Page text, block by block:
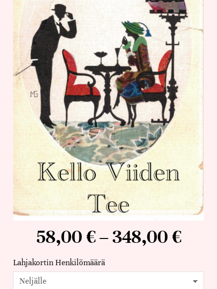
58,00€–348,00€
Lahjakortin Henkilömäärä